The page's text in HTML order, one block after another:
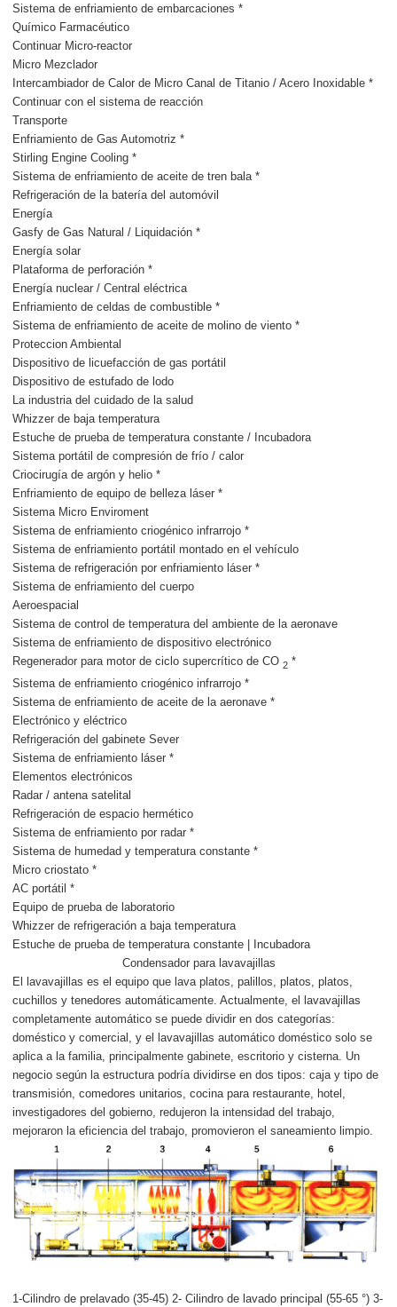
Sistema de enfriamiento de embarcaciones *
Químico Farmacéutico
Continuar Micro-reactor
Micro Mezclador
Intercambiador de Calor de Micro Canal de Titanio / Acero Inoxidable *
Continuar con el sistema de reacción
Transporte
Enfriamiento de Gas Automotriz *
Stirling Engine Cooling *
Sistema de enfriamiento de aceite de tren bala *
Refrigeración de la batería del automóvil
Energía
Gasfy de Gas Natural / Liquidación *
Energía solar
Plataforma de perforación *
Energía nuclear / Central eléctrica
Enfriamiento de celdas de combustible *
Sistema de enfriamiento de aceite de molino de viento *
Proteccion Ambiental
Dispositivo de licuefacción de gas portátil
Dispositivo de estufado de lodo
La industria del cuidado de la salud
Whizzer de baja temperatura
Estuche de prueba de temperatura constante / Incubadora
Sistema portátil de compresión de frío / calor
Criocirugía de argón y helio *
Enfriamiento de equipo de belleza láser *
Sistema Micro Enviroment
Sistema de enfriamiento criogénico infrarrojo *
Sistema de enfriamiento portátil montado en el vehículo
Sistema de refrigeración por enfriamiento láser *
Sistema de enfriamiento del cuerpo
Aeroespacial
Sistema de control de temperatura del ambiente de la aeronave
Sistema de enfriamiento de dispositivo electrónico
Regenerador para motor de ciclo supercrítico de CO2 *
Sistema de enfriamiento criogénico infrarrojo *
Sistema de enfriamiento de aceite de la aeronave *
Electrónico y eléctrico
Refrigeración del gabinete Sever
Sistema de enfriamiento láser *
Elementos electrónicos
Radar / antena satelital
Refrigeración de espacio hermético
Sistema de enfriamiento por radar *
Sistema de humedad y temperatura constante *
Micro criostato *
AC portátil *
Equipo de prueba de laboratorio
Whizzer de refrigeración a baja temperatura
Estuche de prueba de temperatura constante | Incubadora
Condensador para lavavajillas
El lavavajillas es el equipo que lava platos, palillos, platos, platos,
cuchillos y tenedores automáticamente. Actualmente, el lavavajillas
completamente automático se puede dividir en dos categorías:
doméstico y comercial, y el lavavajillas automático doméstico solo se
aplica a la familia, principalmente gabinete, escritorio y cisterna. Un
negocio según la estructura podría dividirse en dos tipos: caja y tipo de
transmisión, comedores unitarios, cocina para restaurante, hotel,
investigadores del gobierno, redujeron la intensidad del trabajo,
mejoraron la eficiencia del trabajo, promovieron el saneamiento limpio.
1-Cilindro de prelavado (35-45) 2- Cilindro de lavado principal (55-65 °) 3-